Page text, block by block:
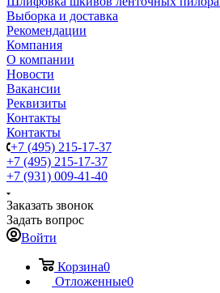
Выборка и доставка
Рекомендации
Компания
О компании
Новости
Вакансии
Реквизиты
Контакты
Контакты
+7 (495) 215-17-37
+7 (495) 215-17-37
+7 (931) 009-41-40
Заказать звонок
Задать вопрос
Войти
Корзина0
Отложенные0